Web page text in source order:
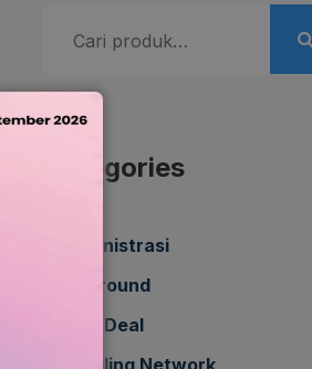
untuk:
Categories
Administrasi
All Around
Best Deal